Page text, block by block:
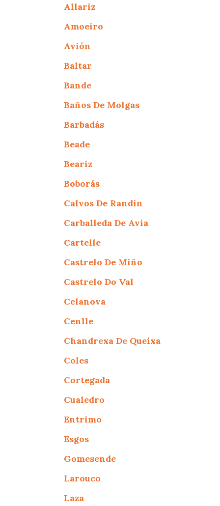
Allariz
Amoeiro
Avión
Baltar
Bande
Baños De Molgas
Barbadás
Beade
Beariz
Boborás
Calvos De Randín
Carballeda De Avia
Cartelle
Castrelo De Miño
Castrelo Do Val
Celanova
Cenlle
Chandrexa De Queixa
Coles
Cortegada
Cualedro
Entrimo
Esgos
Gomesende
Larouco
Laza